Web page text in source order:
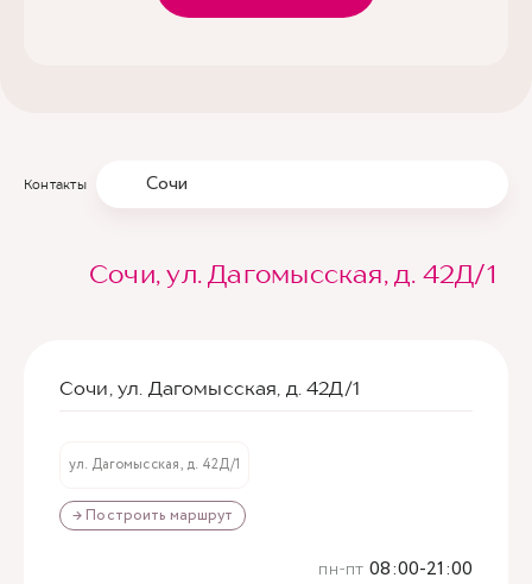
Контакты Сочи
Сочи, ул. Дагомысская, д. 42Д/1
Сочи, ул. Дагомысская, д. 42Д/1
ул. Дагомысская, д. 42Д/1
→ Построить маршрут
пн-пт 08:00-21:00